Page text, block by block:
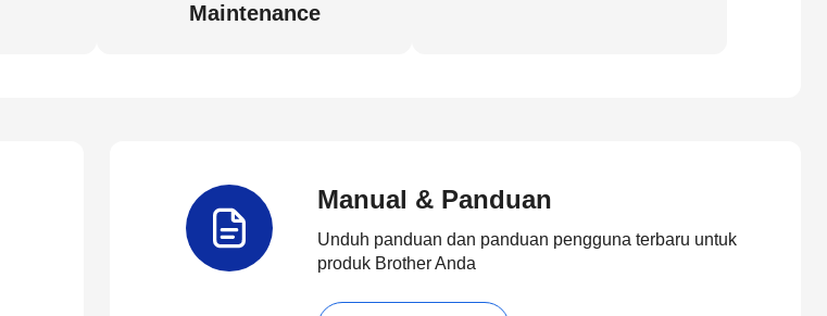
Maintenance
Manual & Panduan
Unduh panduan dan panduan pengguna terbaru untuk
produk Brother Anda